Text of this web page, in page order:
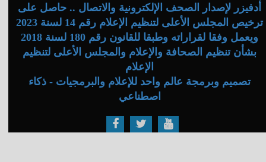
أدفيزر لإصدار الصحف الإلكترونية والاتصال .. حاصل على
ترخيص المجلس الأعلى لتنظيم الإعلام رقم 14 لسنة 2023
ويعمل وفقا لقراراته وطبقا للقانون رقم 180 لسنة 2018
بشأن تنظيم الصحافة والإعلام والمجلس الأعلى لتنظيم
الإعلام
تصميم وبرمجة عالم واحد للإعلام والبرمجيات - ذكاء
اصطناعي